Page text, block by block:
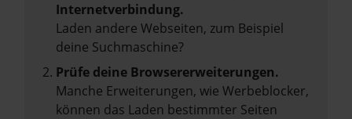
Internetverbindung.
Laden andere Webseiten, zum Beispiel
deine Suchmaschine?
Prüfe deine Browsererweiterungen.
Manche Erweiterungen, wie Werbeblocker,
können das Laden bestimmter Seiten